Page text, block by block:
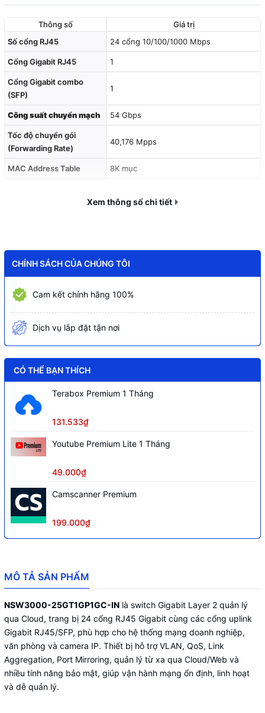
Thông số
Giá trị
Số cổng RJ45
24 cổng 10/100/1000 Mbps
Cổng Gigabit RJ45 1
Cổng Gigabit combo
(SFP)
1
Công suất chuyển mạch 54 Gbps
Tốc độ chuyển gói
(Forwarding Rate)
40,176 Mpps
MAC Address Table 8K mục
Các tính năng khác
Vỏ ngoài Kim loại
Nhiệt độ hoạt động 0°C – 40°C
Kích thước 440 × 244,8 × 44 mm
Trọng lượng
Nguồn điện AC 100–240V, 50/60Hz
Xem thông số chi tiết
CHÍNH SÁCH CỦA CHÚNG TÔI
Cam kết chính hãng 100%
Dịch vụ lắp đặt tận nơi
CÓ THỂ BẠN THÍCH
Terabox Premium 1 Tháng
131.533₫
Youtube Premium Lite 1 Tháng
49.000₫
Camscanner Premium
199.000₫
MÔ TẢ SẢN PHẨM
NSW3000-25GT1GP1GC-IN là switch Gigabit Layer 2 quản lý
qua Cloud, trang bị 24 cổng RJ45 Gigabit cùng các cổng uplink
Gigabit RJ45/SFP, phù hợp cho hệ thống mạng doanh nghiệp,
văn phòng và camera IP. Thiết bị hỗ trợ VLAN, QoS, Link
Aggregation, Port Mirroring, quản lý từ xa qua Cloud/Web và
nhiều tính năng bảo mật, giúp vận hành mạng ổn định, linh hoạt
và dễ quản lý.